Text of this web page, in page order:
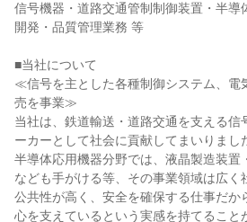
信号機器・道路交通管制制御装置・半導
開発・品質管理業務 等
■当社について
≪信号を主とした各種制御システム、電
売を事業≫
当社は、鉄道輸送・道路交通を支える信
ーカーとして社会に貢献してまいりまし
半導体応用機器分野では、液晶製造装置
なども手がける等、その事業領域は広く
公共性が高く、安全を確保する仕事だか
心を支えているという実感を持てること